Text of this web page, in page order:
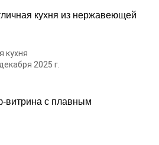
кухня из нержавеющей
кухня
2025 г.
витрина с плавным